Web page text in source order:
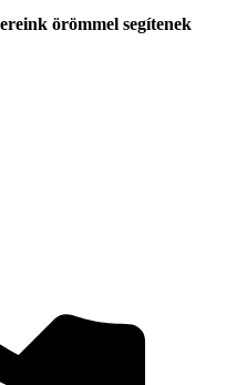
örömmel segítenek